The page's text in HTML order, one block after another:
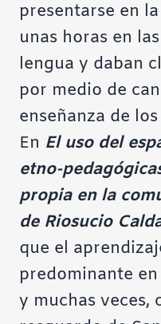
presentarse en
unas horas en
lengua y daban
por medio de
enseñanza de
En El uso del
etno-
propia en la
de Riosucio
que el
predominante
y muchas veces,